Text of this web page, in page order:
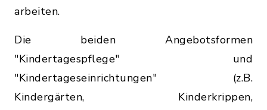
arbeiten.
Die beiden Angebotsformen
"Kindertagespflege" und
"Kindertageseinrichtungen" (z.B.
Kindergärten, Kinderkrippen,